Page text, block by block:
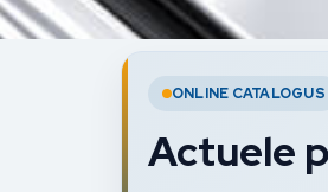
ONLINE CATALOGUS
Actuele